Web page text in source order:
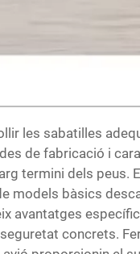
les sabatilles
de fabricació i
termini dels peus.
models bàsics
avantatges
concrets.